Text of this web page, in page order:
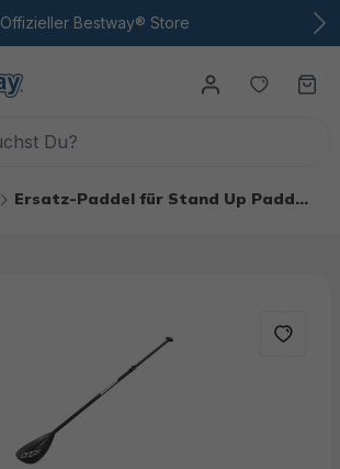
Offizieller Bestway® Store
Du
Ersatz-Paddel für Stand Up Paddle Boards